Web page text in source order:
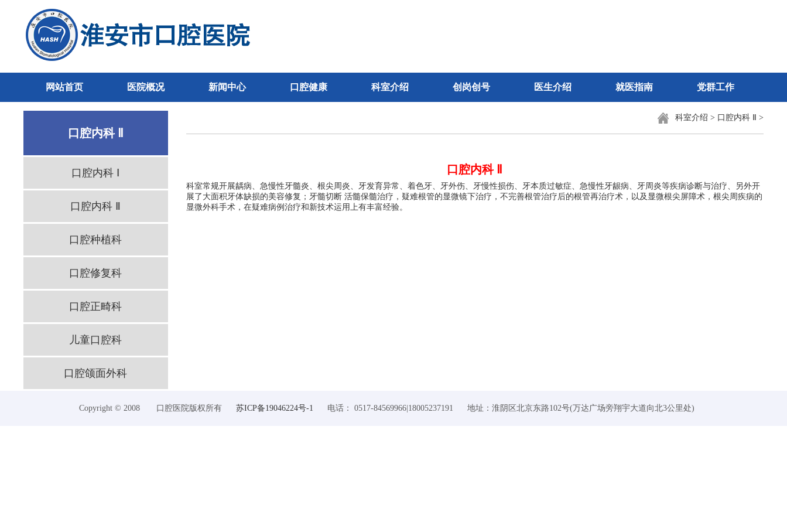
网站首页 医院概况 新闻中心 口腔健康 科室介绍 创岗创号 医生介绍 就医指南 党群工作
口腔内科 Ⅱ
口腔内科 Ⅰ
口腔内科 Ⅱ
口腔种植科
口腔修复科
口腔正畸科
儿童口腔科
口腔颌面外科
科室介绍 > 口腔内科 Ⅱ >
口腔内科 Ⅱ
科室常规开展龋病、急慢性牙髓炎、根尖周炎、牙发育异常、着色牙、牙外伤、牙慢性损伤、牙本质过敏症、急慢性牙龈病、牙周炎等疾病诊断与治疗、另外开
展了大面积牙体缺损的美容修复；牙髓切断 活髓保髓治疗，疑难根管的显微镜下治疗，不完善根管治疗后的根管再治疗术，以及显微根尖屏障术，根尖周疾病的
显微外科手术，在疑难病例治疗和新技术运用上有丰富经验。
Copyright © 2008 口腔医院版权所有 苏ICP备19046224号-1 电话： 0517-84569966|18005237191 地址：淮阴区北京东路102号(万达广场旁翔宇大道向北3公里处)